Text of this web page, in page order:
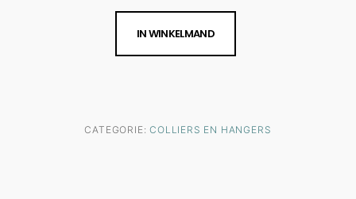
IN WINKELMAND
CATEGORIE:COLLIERS EN HANGERS